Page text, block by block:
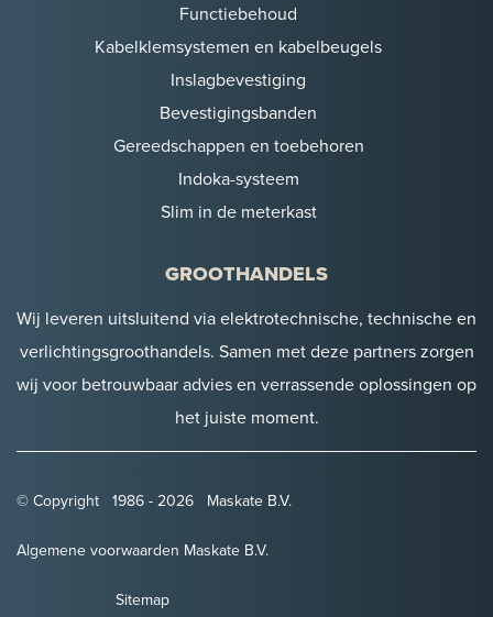
Functiebehoud
Kabelklemsystemen en kabelbeugels
Inslagbevestiging
Bevestigingsbanden
Gereedschappen en toebehoren
Indoka-systeem
Slim in de meterkast
GROOTHANDELS
Wij leveren uitsluitend via elektrotechnische, technische en
verlichtingsgroothandels. Samen met deze partners zorgen
wij voor betrouwbaar advies en verrassende oplossingen op
het juiste moment.
© Copyright 1986 - 2026 Maskate B.V.
Algemene voorwaarden Maskate B.V.
Sitemap